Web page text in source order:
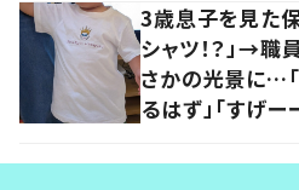
3歳息子を見た
シャツ！？」→
さかの光景に…
るはず」「すげーー